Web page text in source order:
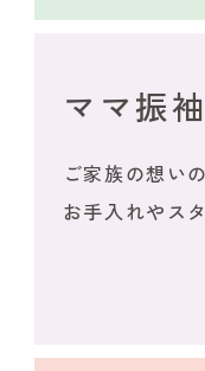
ママ振
ご家族の想い
お手入れやス